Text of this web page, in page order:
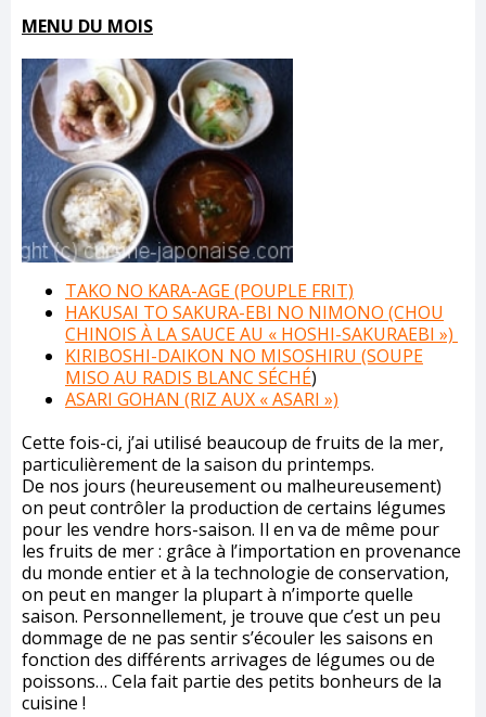
MENU DU MOIS
TAKO NO KARA-AGE (POUPLE FRIT)
HAKUSAI TO SAKURA-EBI NO NIMONO (CHOU
CHINOIS À LA SAUCE AU « HOSHI-SAKURAEBI »)
KIRIBOSHI-DAIKON NO MISOSHIRU (SOUPE
MISO AU RADIS BLANC SÉCHÉ)
ASARI GOHAN (RIZ AUX « ASARI »)
Cette fois-ci, j’ai utilisé beaucoup de fruits de la mer,
particulièrement de la saison du printemps.
De nos jours (heureusement ou malheureusement)
on peut contrôler la production de certains légumes
pour les vendre hors-saison. Il en va de même pour
les fruits de mer : grâce à l’importation en provenance
du monde entier et à la technologie de conservation,
on peut en manger la plupart à n’importe quelle
saison. Personnellement, je trouve que c’est un peu
dommage de ne pas sentir s’écouler les saisons en
fonction des différents arrivages de légumes ou de
poissons… Cela fait partie des petits bonheurs de la
cuisine !